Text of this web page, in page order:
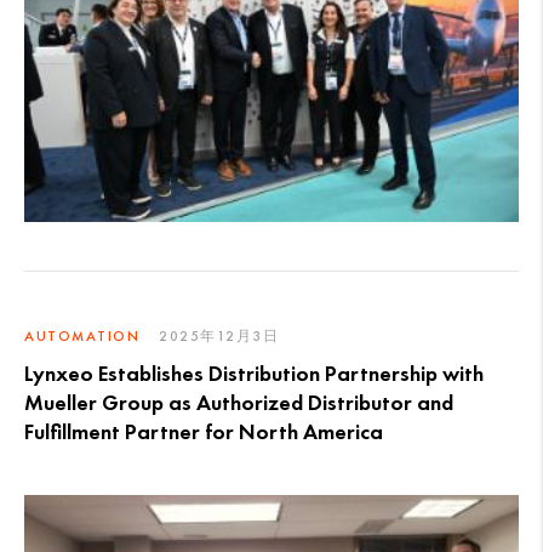
AUTOMATION 2025年12月3日
Lynxeo Establishes Distribution Partnership with
Mueller Group as Authorized Distributor and
Fulfillment Partner for North America